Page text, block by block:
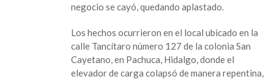
negocio se cayó, quedando aplastado.
Los hechos ocurrieron en el local ubicado en la
calle Tancítaro número 127 de la colonia San
Cayetano, en Pachuca, Hidalgo, donde el
elevador de carga colapsó de manera repentina,